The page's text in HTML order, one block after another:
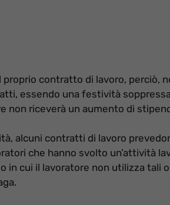
proprio contratto di lavoro, perciò,
essendo una festività
non riceverà un aumento di
alcuni contratti di lavoro
che hanno svolto un’attività
in cui il lavoratore non utilizza tali